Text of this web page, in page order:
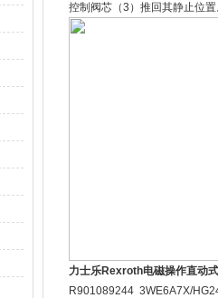
控制阀芯（3）推回其静止位
力士乐Rexroth电磁操作直动
R901089244 3WE6A7X/